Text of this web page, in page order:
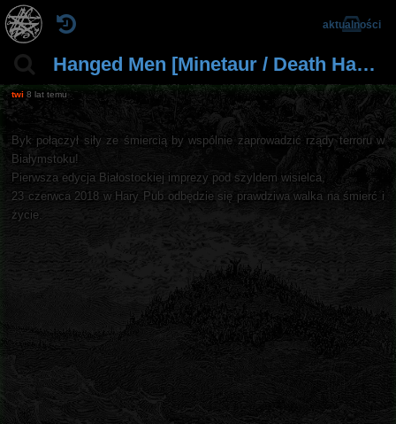
Hanged Men [Minetaur / Death Has Spoken / Tankograd / Cellared] 23.06.2018 Białystok
aktualności
twi 8 lat temu
Byk połączył siły ze śmiercią by wspólnie zaprowadzić rządy terroru w
Białymstoku!
Pierwsza edycja Białostockiej imprezy pod szyldem wisielca,
23 czerwca 2018 w Hary Pub odbędzie się prawdziwa walka na śmierć i
życie.